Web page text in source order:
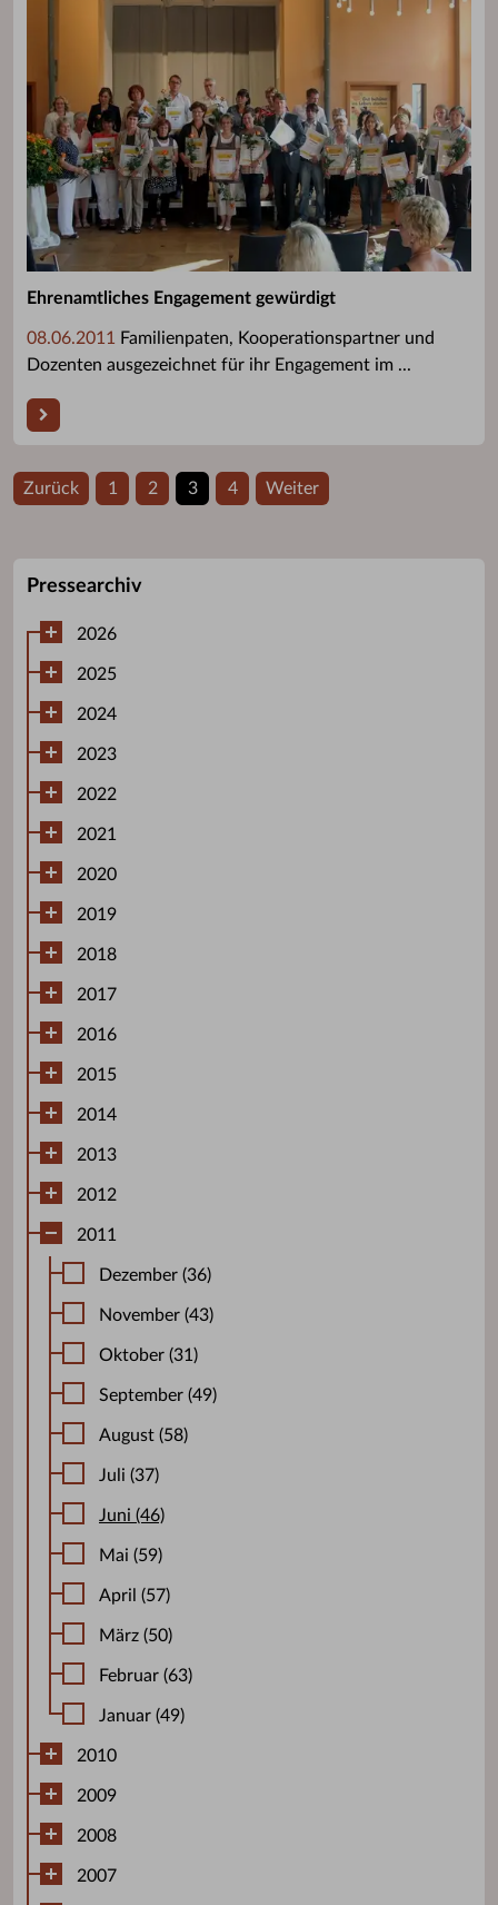
Ehrenamtliches Engagement gewürdigt
08.06.2011
Familienpaten, Kooperationspartner und
Dozenten ausgezeichnet für ihr Engagement im ...
Zurück 1 2 3 4 Weiter
Pressearchiv
2026
2025
2024
2023
2022
2021
2020
2019
2018
2017
2016
2015
2014
2013
2012
2011
Dezember (36)
November (43)
Oktober (31)
September (49)
August (58)
Juli (37)
Juni (46)
Mai (59)
April (57)
März (50)
Februar (63)
Januar (49)
2010
2009
2008
2007